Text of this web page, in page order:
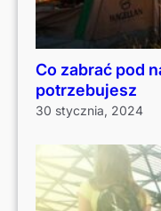
Co zabrać pod
potrzebujesz
30 stycznia, 2024